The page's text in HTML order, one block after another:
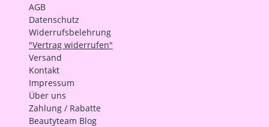
AGB
Datenschutz
Widerrufsbelehrung
"Vertrag widerrufen"
Versand
Kontakt
Impressum
Über uns
Zahlung / Rabatte
Beautyteam Blog